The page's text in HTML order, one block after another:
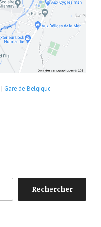
| Gare de Belgique
Rechercher